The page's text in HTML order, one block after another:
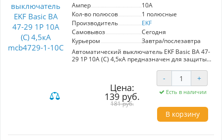
электроустановках.
Ампер
10A
Кол-во полюсов
1 полюсные
Производитель
EKF
Самовывоз
Сегодня
Курьером
Завтра/послезавтра
Автоматический выключатель EKF Basic ВА 47-
29 1P 10А (С) 4,5кА предназначен для защиты
номинальным напряжением 230/400 В.
Обеспечивает защиту от короткого замыкания
и перегрева. Имеет 1 полюс, номинальный ток
10A и максимальный ток отключения 4,5kA.
Изготовлен из высококачественных
материалов с полностью медными
расцепителями, что гарантирует надежность
в жилых и коммерческих помещениях.
Цена:
139 руб.
181 руб.
- +
Есть в наличии
В корзину